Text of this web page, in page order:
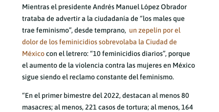
Mientras el presidente Andrés Manuel López Obrador
trataba de advertir a la ciudadanía de “los males que
trae feminismo”, desde temprano, un zepelín por el
dolor de los feminicidios sobrevolaba la Ciudad de
Méxicocon el letrero: “10 feminicidios diarios”, porque
el aumento de la violencia contra las mujeres en México
sigue siendo el reclamo constante del feminismo.
“En el primer bimestre del 2022, destacan al menos 80
masacres; al menos, 221 casos de tortura; al menos, 164